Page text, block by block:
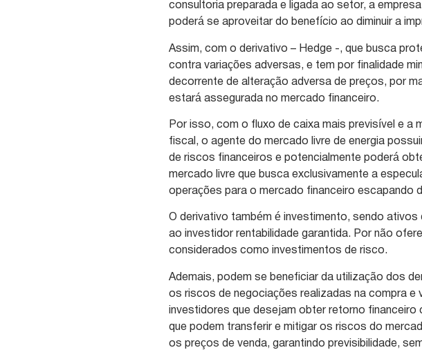
consultoria preparada e ligada ao setor, a
poderá se aproveitar do benefício ao diminuir a
Assim, com o derivativo – Hedge -, que busca
contra variações adversas, e tem por finalidade
decorrente de alteração adversa de preços, por
estará assegurada no mercado financeiro.
Por isso, com o fluxo de caixa mais previsível e a
fiscal, o agente do mercado livre de energia
de riscos financeiros e potencialmente poderá
mercado livre que busca exclusivamente a
operações para o mercado financeiro escapando
O derivativo também é investimento, sendo
ao investidor rentabilidade garantida. Por não
considerados como investimentos de risco.
Ademais, podem se beneficiar da utilização dos
os riscos de negociações realizadas na compra e
investidores que desejam obter retorno
que podem transferir e mitigar os riscos do
os preços de venda, garantindo previsibilidade,